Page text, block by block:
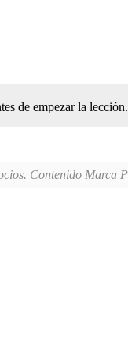
de empezar la lección.
Contenido Marca